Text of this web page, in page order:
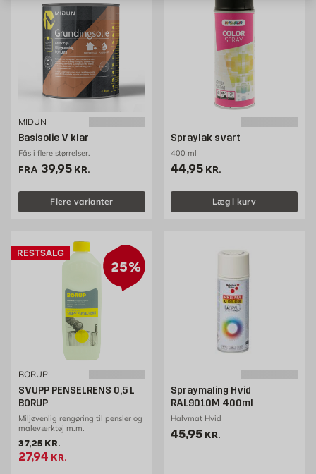
MIDUN
Basisolie V klar
Fås i flere størrelser.
FRA Pris 39.95 kr. /stk
39,95 KR.
Flere varianter
Spraylak svart
400 ml
Pris 44.95 kr. /stk
44,95 KR.
Læg i kurv
25%
RESTSALG
BORUP
SVUPP PENSELRENS 0,5 L
BORUP
Miljøvenlig rengøring til pensler og
maleværktøj m.m.
Gammel pris 37.25 kr. /stk
37,25KR.
Tilbudspris 27.94 kr. /stk
27,94 KR.
Spraymaling Hvid
RAL9010M 400ml
Halvmat Hvid
Pris 45.95 kr. /stk
45,95 KR.